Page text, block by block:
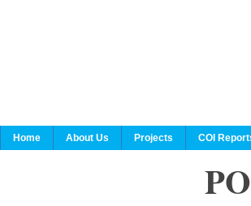
Home About Us Projects COI